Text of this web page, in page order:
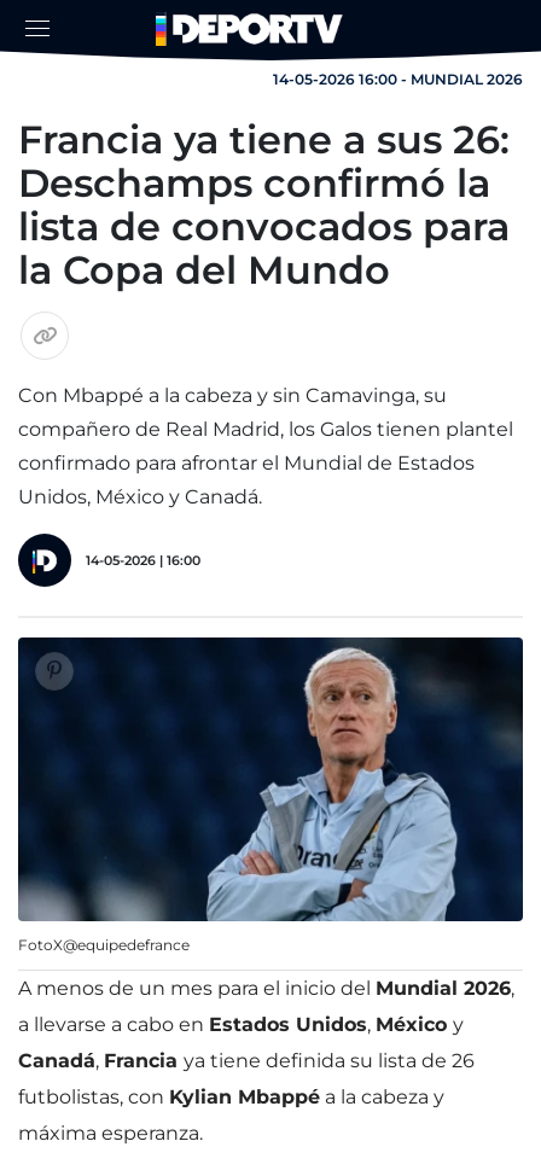
14-05-2026 16:00 - MUNDIAL 2026
Francia ya tiene a sus 26:
Deschamps confirmó la
lista de convocados para
la Copa del Mundo
Con Mbappé a la cabeza y sin Camavinga, su
compañero de Real Madrid, los Galos tienen plantel
confirmado para afrontar el Mundial de Estados
Unidos, México y Canadá.
14-05-2026 | 16:00
FotoX@equipedefrance
A menos de un mes para el inicio del Mundial 2026,
a llevarse a cabo en Estados Unidos, México y
Canadá, Francia ya tiene definida su lista de 26
futbolistas, con Kylian Mbappé a la cabeza y
máxima esperanza.